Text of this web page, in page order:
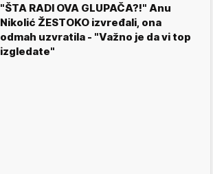
"ŠTA RADI OVA GLUPAČA?!" Anu
Nikolić ŽESTOKO izvređali, ona
odmah uzvratila - "Važno je da vi top
izgledate"